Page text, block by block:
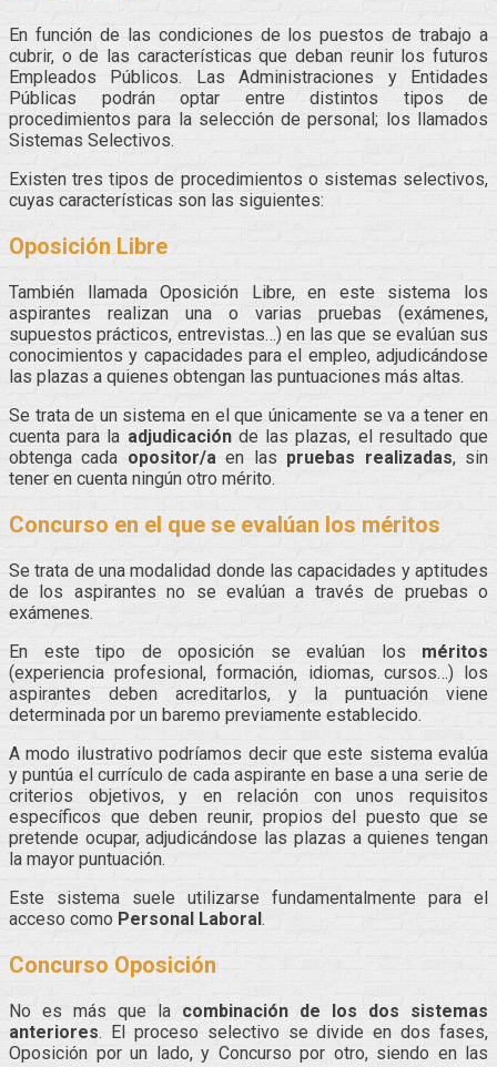
En función de las condiciones de los puestos de trabajo a
cubrir, o de las características que deban reunir los futuros
Empleados Públicos. Las Administraciones y Entidades
Públicas podrán optar entre distintos tipos de
procedimientos para la selección de personal; los llamados
Sistemas Selectivos.
Existen tres tipos de procedimientos o sistemas selectivos,
cuyas características son las siguientes:
Oposición Libre
También llamada Oposición Libre, en este sistema los
aspirantes realizan una o varias pruebas (exámenes,
supuestos prácticos, entrevistas…) en las que se evalúan sus
conocimientos y capacidades para el empleo, adjudicándose
las plazas a quienes obtengan las puntuaciones más altas.
Se trata de un sistema en el que únicamente se va a tener en
cuenta para la adjudicaciónde las plazas, el resultado que
obtenga cada opositor/aen las pruebas realizadas, sin
tener en cuenta ningún otro mérito.
Concurso en el que se evalúan los méritos
Se trata de una modalidad donde las capacidades y aptitudes
de los aspirantes no se evalúan a través de pruebas o
exámenes.
En este tipo de oposición se evalúan los méritos
(experiencia profesional, formación, idiomas, cursos…) los
aspirantes deben acreditarlos, y la puntuación viene
determinada por un baremo previamente establecido.
A modo ilustrativo podríamos decir que este sistema evalúa
y puntúa el currículo de cada aspirante en base a una serie de
criterios objetivos, y en relación con unos requisitos
específicos que deben reunir, propios del puesto que se
pretende ocupar, adjudicándose las plazas a quienes tengan
la mayor puntuación.
Este sistema suele utilizarse fundamentalmente para el
acceso como Personal Laboral.
Concurso Oposición
No es más que la combinación de los dos sistemas
anteriores. El proceso selectivo se divide en dos fases,
Oposición por un lado, y Concurso por otro, siendo en las